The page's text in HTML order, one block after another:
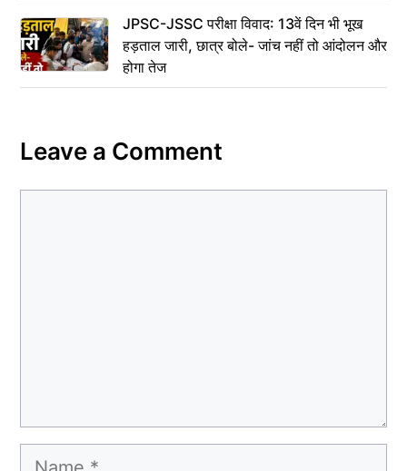
JPSC-JSSC परीक्षा विवाद: 13वें दिन भी भूख
हड़ताल जारी, छात्र बोले- जांच नहीं तो आंदोलन और
होगा तेज
Leave a Comment
Name